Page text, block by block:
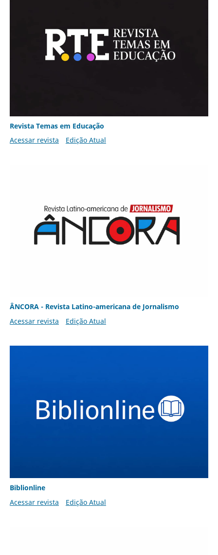
Revista Temas em Educação
Acessar revista
Edição Atual
ÂNCORA - Revista Latino-americana de Jornalismo
Acessar revista
Edição Atual
Biblionline
Acessar revista
Edição Atual